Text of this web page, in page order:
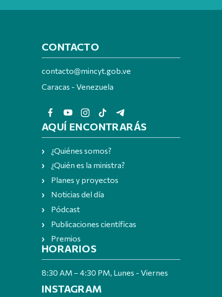
CONTACTO
contacto@mincyt.gob.ve
Caracas - Venezuela
AQUÍ ENCONTRARÁS
¿Quiénes somos?
¿Quién es la ministra?
Planes y proyectos
Noticias del día
Pódcast
Publicaciones científicas
Premios
HORARIOS
8:30 AM – 4:30 PM, Lunes - Viernes
INSTAGRAM